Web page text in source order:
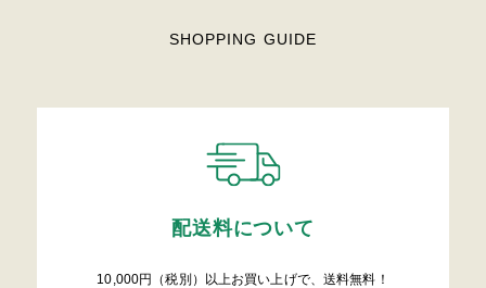
SHOPPING GUIDE
配送料について
10,000円（税別）以上お買い上げで、送料無料！